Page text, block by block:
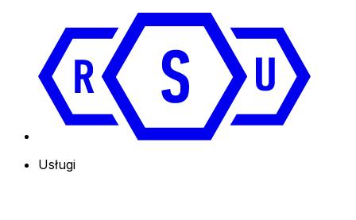
Usługi